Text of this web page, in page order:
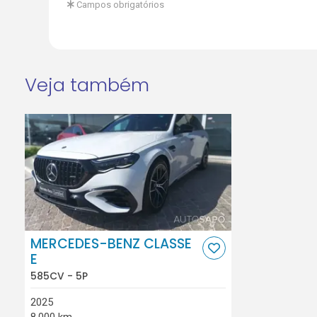
Campos obrigatórios
Veja também
MERCEDES-BENZ CLASSE
E
585CV - 5P
2025